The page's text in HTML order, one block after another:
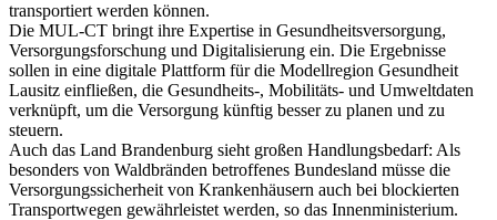
transportiert werden können.
Die MUL-CT bringt ihre Expertise in Gesundheitsversorgung,
Versorgungsforschung und Digitalisierung ein. Die Ergebnisse
sollen in eine digitale Plattform für die Modellregion Gesundheit
Lausitz einfließen, die Gesundheits-, Mobilitäts- und Umweltdaten
verknüpft, um die Versorgung künftig besser zu planen und zu
steuern.
Auch das Land Brandenburg sieht großen Handlungsbedarf: Als
besonders von Waldbränden betroffenes Bundesland müsse die
Versorgungssicherheit von Krankenhäusern auch bei blockierten
Transportwegen gewährleistet werden, so das Innenministerium.